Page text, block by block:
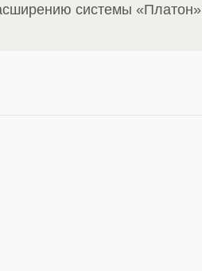
системы «Платон»